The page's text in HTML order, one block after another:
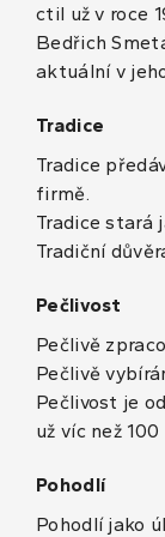
ctil už v roce
Bedřich
aktuální v
Tradice
Tradice
firmě.
Tradice stará
Tradiční
Pečlivost
Pečlivě
Pečlivě
Pečlivost je
už víc než 100
Pohodlí
Pohodlí jako